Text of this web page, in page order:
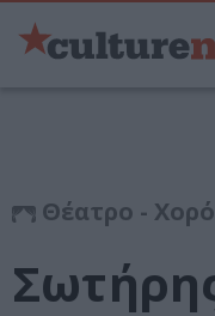
Θέατρο -